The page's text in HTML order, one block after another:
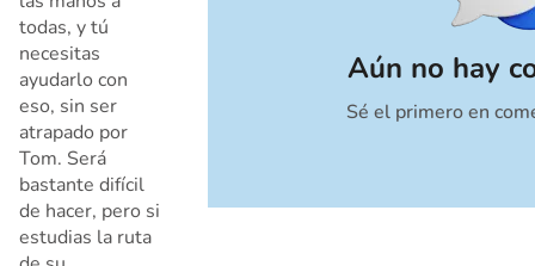
todas, y tú
necesitas
ayudarlo con
eso, sin ser
atrapado por
Tom. Será
bastante difícil
de hacer, pero si
estudias la ruta
Aún no hay
Sé el primero en
Cancelar